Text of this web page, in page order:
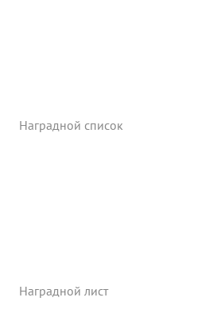
Наградной список
Наградной лист